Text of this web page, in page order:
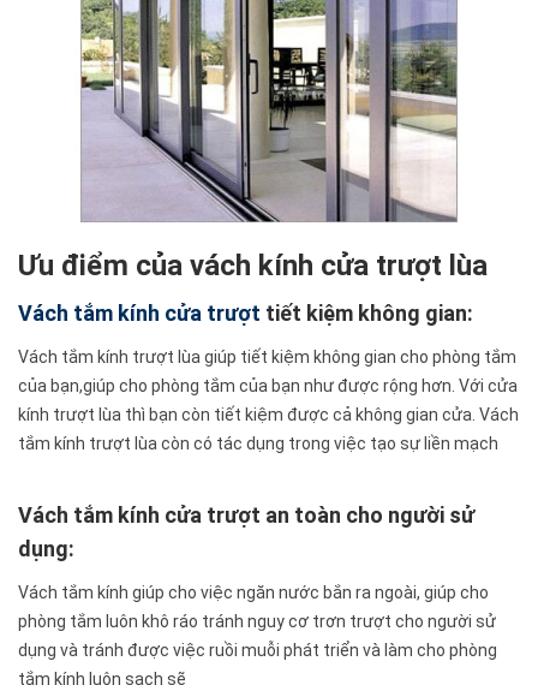
Ưu điểm của vách kính cửa trượt lùa
Vách tắm kính cửa trượt tiết kiệm không gian:
Vách tắm kính trượt lùa giúp tiết kiệm không gian cho phòng tắm
của bạn,giúp cho phòng tắm của bạn như được rộng hơn. Với cửa
kính trượt lùa thì bạn còn tiết kiệm được cả không gian cửa. Vách
tắm kính trượt lùa còn có tác dụng trong việc tạo sự liền mạch
Vách tắm kính cửa trượt an toàn cho người sử
dụng:
Vách tắm kính giúp cho việc ngăn nước bắn ra ngoài, giúp cho
phòng tắm luôn khô ráo tránh nguy cơ trơn trượt cho người sử
dụng và tránh được việc ruồi muỗi phát triển và làm cho phòng
tắm kính luôn sạch sẽ